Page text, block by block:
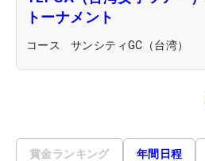
トーナメント
コース サンシティGC（台湾）
賞金ランキング 年間日程